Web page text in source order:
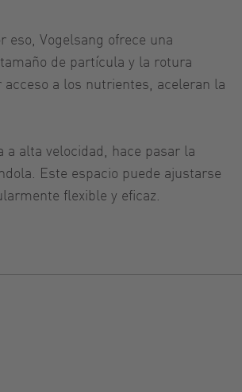
Vogelsang ofrece una
de partícula y la rotura
a los nutrientes, aceleran la
alta velocidad, hace pasar la
Este espacio puede ajustarse
flexible y eficaz.